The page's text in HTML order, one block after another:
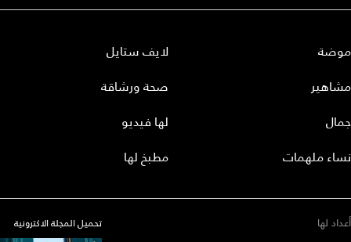
موضة
مشاهير
جمال
نساء ملهمات
لايف ستايل
صحة ورشاقة
لها فيديو
مطبخ لها
أعداد لها
تحميل المجلة الاكترونية